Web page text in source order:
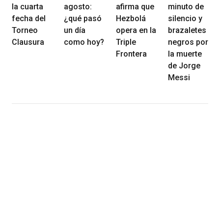
la cuarta
fecha del
Torneo
Clausura
agosto:
¿qué pasó
un día
como hoy?
afirma que
Hezbolá
opera en la
Triple
Frontera
minuto de
silencio y
brazaletes
negros por
la muerte
de Jorge
Messi